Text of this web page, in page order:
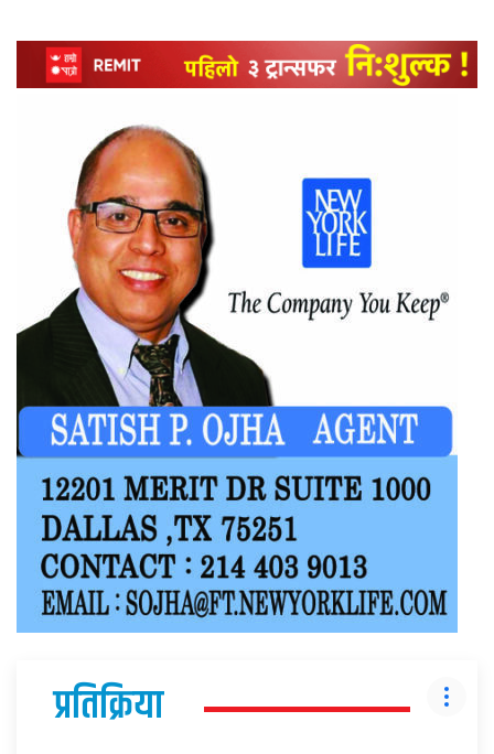
प्रतिक्रिया